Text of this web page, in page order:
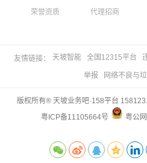
荣誉资质
代理招商
友情链接： 天坡智能 全国12315平台
举报 网络不良与
版权所有® 天坡业务吧·158平台
粤ICP备11105664号
粤公